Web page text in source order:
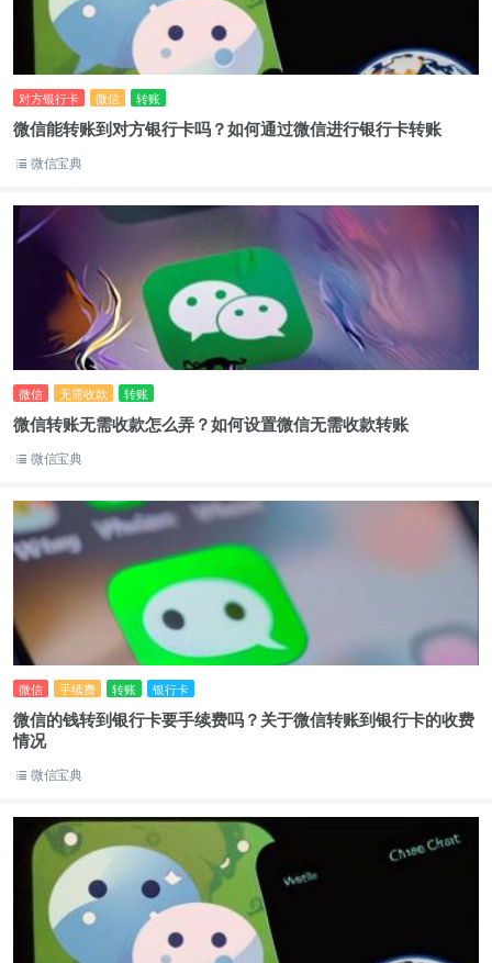
对方银行卡 微信 转账
微信能转账到对方银行卡吗？如何通过微信进行银行卡转账
微信宝典
微信 无需收款 转账
微信转账无需收款怎么弄？如何设置微信无需收款转账
微信宝典
微信 手续费 转账 银行卡
微信的钱转到银行卡要手续费吗？关于微信转账到银行卡的收费
情况
微信宝典